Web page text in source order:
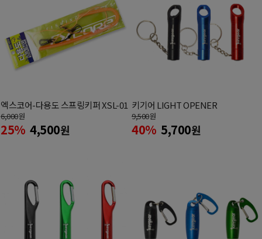
엑스코어-다용도 스프링키퍼 XSL-01
6,000원
25% 4,500원
키기어 LIGHT OPENER
9,500원
40% 5,700원